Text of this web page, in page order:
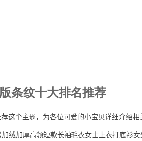
条纹十大排名推荐
这个主题，为各位可爱的小宝贝详细介绍
绒加厚高领短款长袖毛衣女士上衣打底衫女